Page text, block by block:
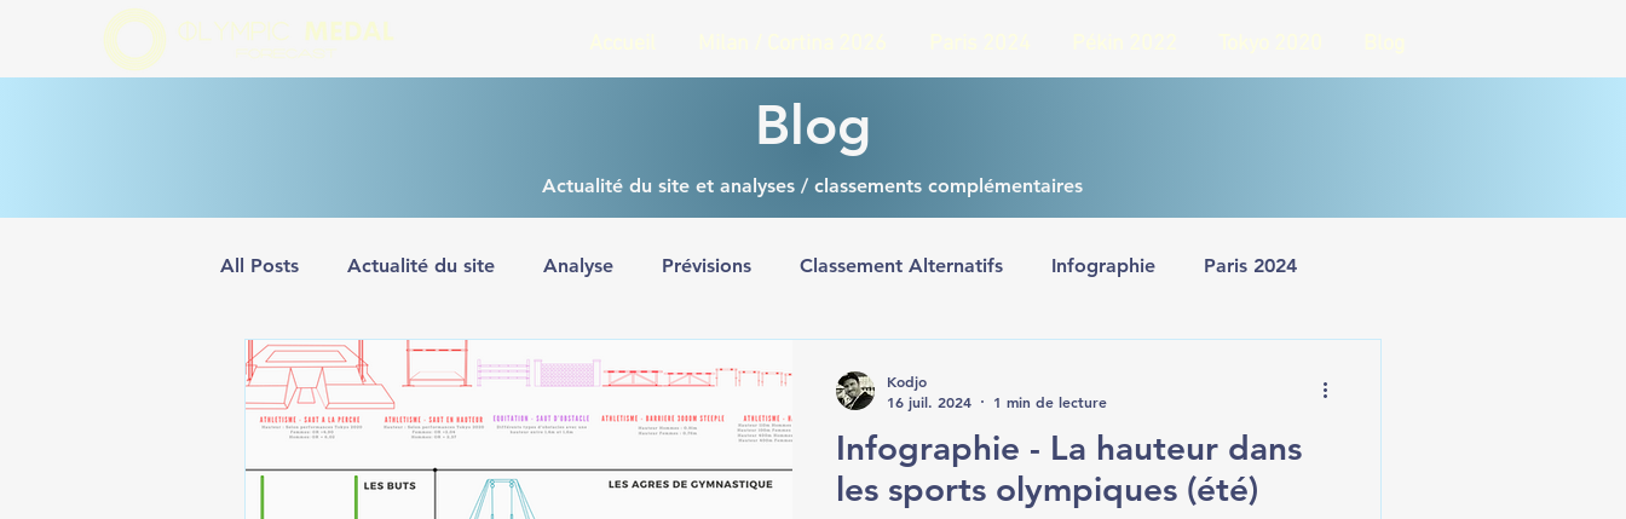
Blog
Actualité du site et analyses / classements complémentaires
All Posts Actualité du site Analyse Prévisions Classement Alternatifs Infographie Paris 2024
Tokyo 2020 Pékin 2022 Milan 2026 Jeux Olympiques
Infographie - La hauteur dans
les sports olympiques (été)
Kodjo
16 juil. 2024
1 min de lecture